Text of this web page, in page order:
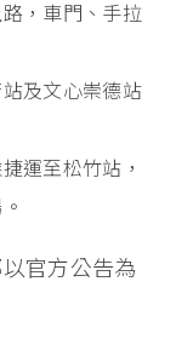
，車門、手拉
及文心崇德站
運至松竹站，
官方公告為